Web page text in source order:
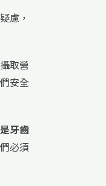
慮，
取營
安全
牙齒
必須